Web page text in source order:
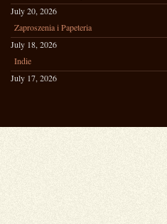
July 20, 2026
Zaproszenia i Papeteria
July 18, 2026
Indie
July 17, 2026